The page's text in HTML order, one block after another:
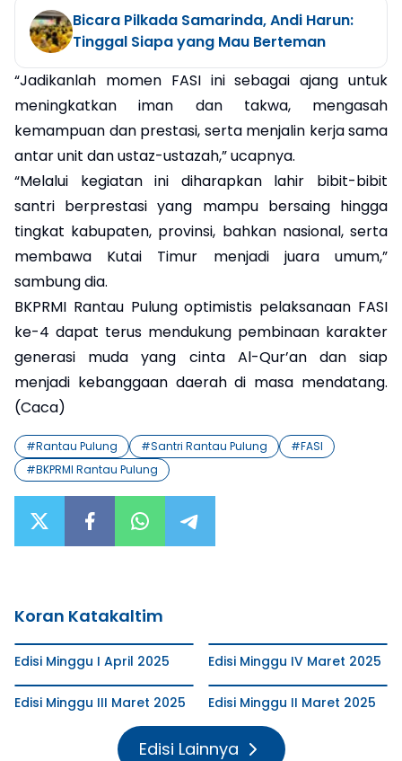
Bicara Pilkada Samarinda, Andi Harun:
Tinggal Siapa yang Mau Berteman
“Jadikanlah momen FASI ini sebagai ajang untuk
meningkatkan iman dan takwa, mengasah
kemampuan dan prestasi, serta menjalin kerja sama
antar unit dan ustaz-ustazah,” ucapnya.
“Melalui kegiatan ini diharapkan lahir bibit-bibit
santri berprestasi yang mampu bersaing hingga
tingkat kabupaten, provinsi, bahkan nasional, serta
membawa Kutai Timur menjadi juara umum,”
sambung dia.
BKPRMI Rantau Pulung optimistis pelaksanaan FASI
ke-4 dapat terus mendukung pembinaan karakter
generasi muda yang cinta Al-Qur’an dan siap
menjadi kebanggaan daerah di masa mendatang.
(Caca)
#Rantau Pulung #Santri Rantau Pulung #FASI
#BKPRMI Rantau Pulung
Koran Katakaltim
Edisi Minggu I April 2025 Edisi Minggu IV Maret 2025
Edisi Minggu III Maret 2025 Edisi Minggu II Maret 2025
Edisi Lainnya